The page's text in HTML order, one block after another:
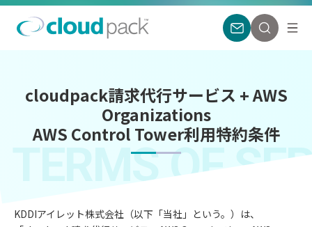
cloudpack請求代行サービス + AWS
Organizations
AWS Control Tower利用特約条件
TERMS OF
KDDIアイレット株式会社（以下「当社」という。）は、